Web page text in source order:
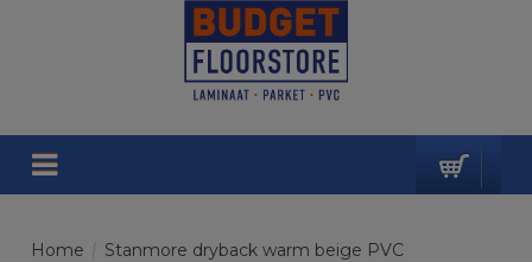
Home Stanmore dryback warm beige PVC